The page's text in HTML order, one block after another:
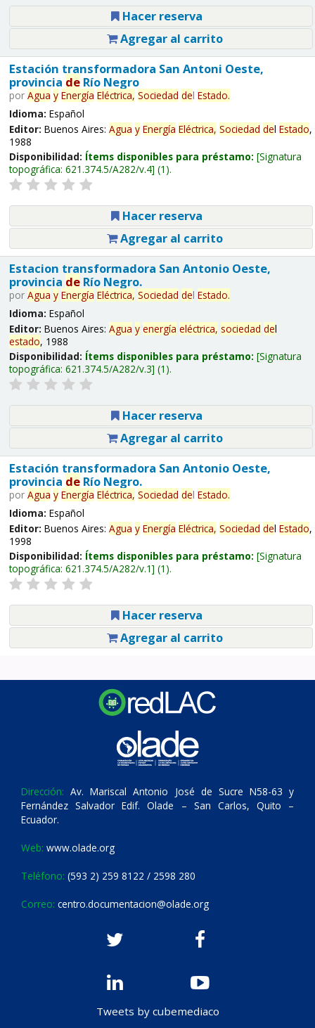
Hacer reserva
Agregar al carrito
Estación transformadora San Antoni Oeste,
provincia deRío Negro
por Agua y Energía Eléctrica, Sociedad del Estado.
Idioma: Español
Editor: Buenos Aires: Agua y Energía Eléctrica, Sociedad del Estado,
1988
Disponibilidad: Ítems disponibles para préstamo: Signatura
topográfica: 621.374.5/A282/v.4 (1).
Hacer reserva
Agregar al carrito
Estacion transformadora San Antonio Oeste,
provincia deRío Negro.
por Agua y Energía Eléctrica, Sociedad del Estado.
Idioma: Español
Editor: Buenos Aires: Agua y energía eléctrica, sociedad del
estado, 1988
Disponibilidad: Ítems disponibles para préstamo: Signatura
topográfica: 621.374.5/A282/v.3 (1).
Hacer reserva
Agregar al carrito
Estación transformadora San Antonio Oeste,
provincia deRío Negro.
por Agua y Energía Eléctrica, Sociedad del Estado.
Idioma: Español
Editor: Buenos Aires: Agua y Energía Eléctrica, Sociedad del Estado,
1998
Disponibilidad: Ítems disponibles para préstamo: Signatura
topográfica: 621.374.5/A282/v.1 (1).
Hacer reserva
Agregar al carrito
Dirección: Av. Mariscal Antonio José de Sucre N58-63 y
Fernández Salvador Edif. Olade – San Carlos, Quito –
Ecuador.
Web: www.olade.org
Teléfono: (593 2) 259 8122 / 2598 280
Correo: centro.documentacion@olade.org
Tweets by cubemediaco